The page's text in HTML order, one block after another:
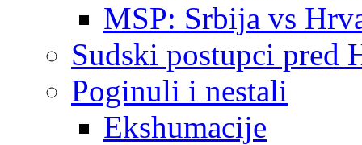
MSP: Srbija vs
Sudski postupci pred
Poginuli i nestali
Ekshumacije